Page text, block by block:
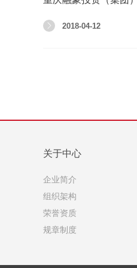
2018-04-12
关于中心
企业简介
组织架构
荣誉资质
规章制度